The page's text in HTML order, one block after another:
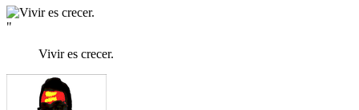
"
Vivir es crecer.